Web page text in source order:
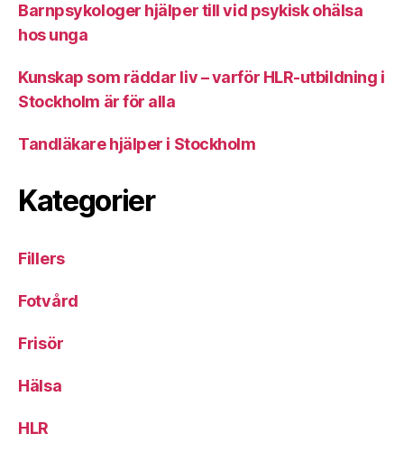
Barnpsykologer hjälper till vid psykisk ohälsa
hos unga
Kunskap som räddar liv – varför HLR-utbildning i
Stockholm är för alla
Tandläkare hjälper i Stockholm
Kategorier
Fillers
Fotvård
Frisör
Hälsa
HLR